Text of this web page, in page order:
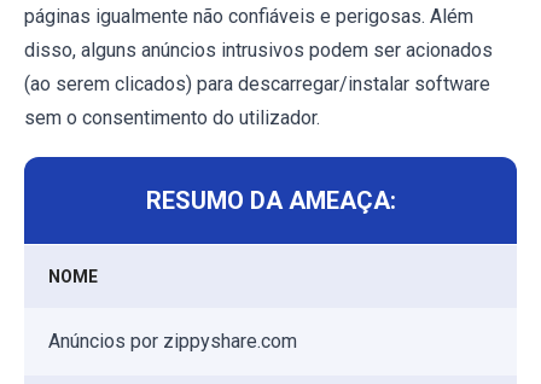
páginas igualmente não confiáveis e perigosas. Além
disso, alguns anúncios intrusivos podem ser acionados
(ao serem clicados) para descarregar/instalar software
sem o consentimento do utilizador.
RESUMO DA AMEAÇA:
NOME
Anúncios por zippyshare.com